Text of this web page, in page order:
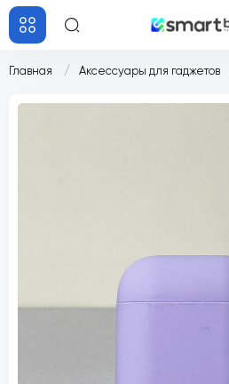
Главная Аксессуары для гаджетов